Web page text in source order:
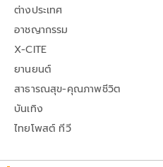
ต่างประเทศ
อาชญากรรม
X-CITE
ยานยนต์
สาธารณสุข-คุณภาพชีวิต
บันเทิง
ไทยโพสต์ ทีวี